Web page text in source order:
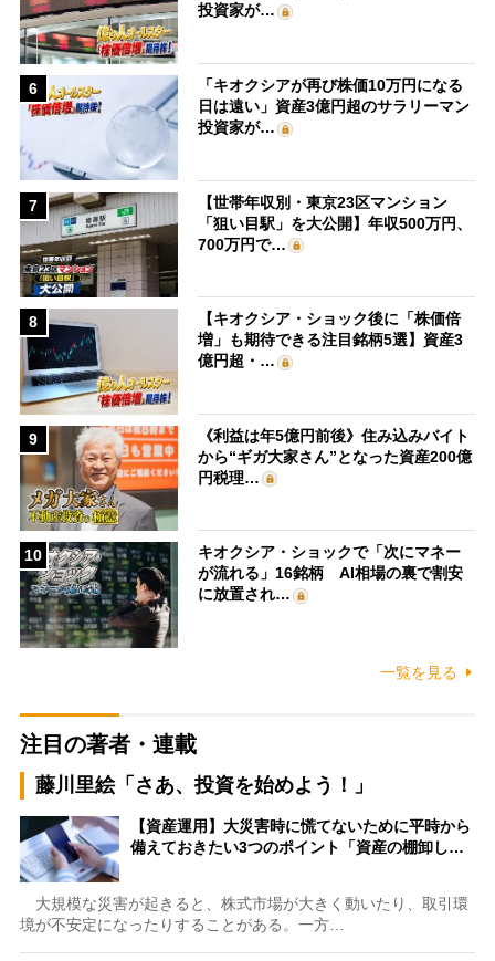
投資家が…
6
「キオクシアが再び株価10万円になる
日は遠い」資産3億円超のサラリーマン
投資家が…
7
【世帯年収別・東京23区マンション
「狙い目駅」を大公開】年収500万円、
700万円で…
8
【キオクシア・ショック後に「株価倍
増」も期待できる注目銘柄5選】資産3
億円超・…
9
《利益は年5億円前後》住み込みバイト
から“ギガ大家さん”となった資産200億
円税理…
10
キオクシア・ショックで「次にマネー
が流れる」16銘柄 AI相場の裏で割安
に放置され…
一覧を見る
注目の著者・連載
藤川里絵「さあ、投資を始めよう！」
【資産運用】大災害時に慌てないために平時から
備えておきたい3つのポイント「資産の棚卸し…
大規模な災害が起きると、株式市場が大きく動いたり、取引環
境が不安定になったりすることがある。一方…